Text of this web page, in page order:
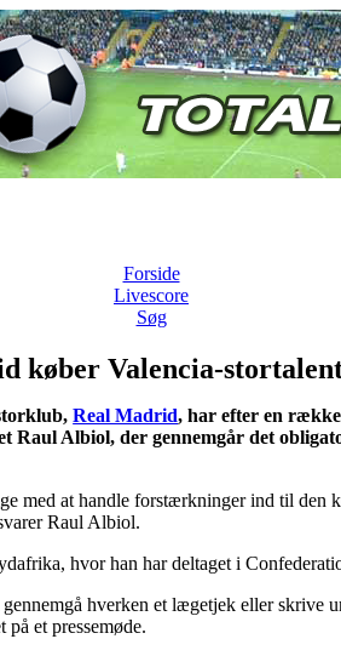
Forside
Livescore
Søg
køber Valencia-
Real Madrid, har efter en
Raul Albiol, der gennemgår det
med at handle forstærkninger ind til den
Raul Albiol.
hvor han har deltaget i
hverken et lægetjek eller skrive
et pressemøde.